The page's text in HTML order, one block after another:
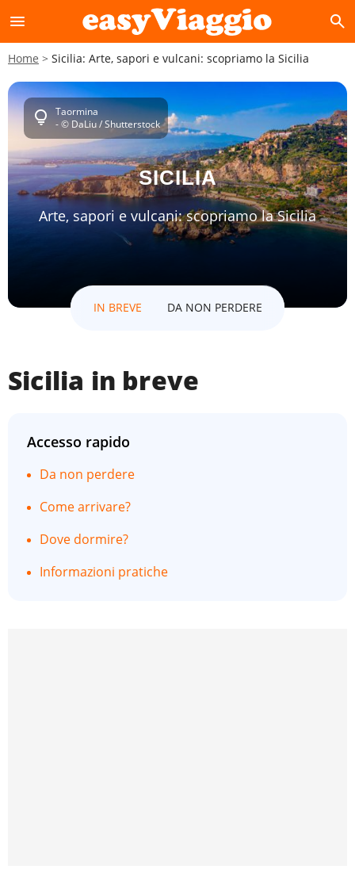
menu search
Home Sicilia: Arte, sapori e vulcani: scopriamo la Sicilia
lightbulb Taormina
- © DaLiu / Shutterstock
SICILIA
Arte, sapori e vulcani: scopriamo la Sicilia
IN BREVE DA NON PERDERE
Sicilia in breve
Accesso rapido
Da non perdere
Come arrivare?
Dove dormire?
Informazioni pratiche